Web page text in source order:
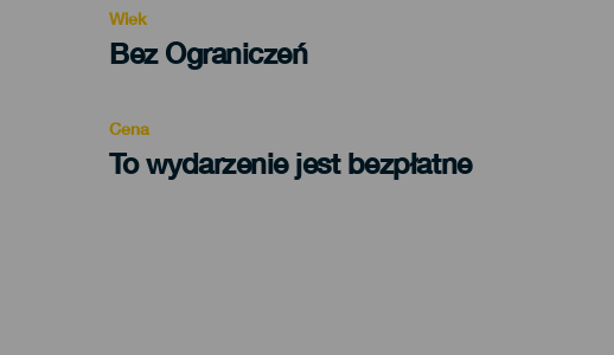
Wiek
Edad
Recomendada
Bez Ograniczeń
Cena
To wydarzenie jest bezpłatne